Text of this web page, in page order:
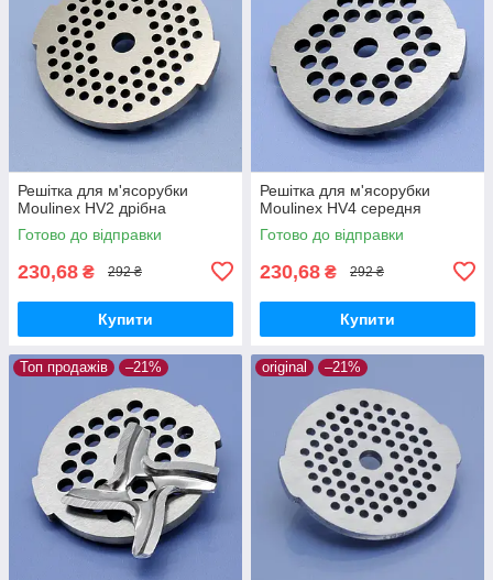
Решітка для м'ясорубки
Moulinex HV2 дрібна
Готово до відправки
230,68 ₴ 292 ₴
Купити
Решітка для м'ясорубки
Moulinex HV4 середня
Готово до відправки
230,68 ₴ 292 ₴
Купити
Топ продажів –21% original –21%